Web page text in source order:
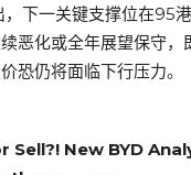
，下一关键支撑位在95
恶化或全年展望保守，
恐仍将面临下行压力。
Sell?! New BYD